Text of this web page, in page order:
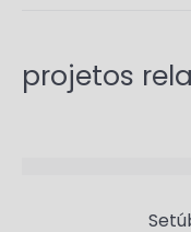
projetos